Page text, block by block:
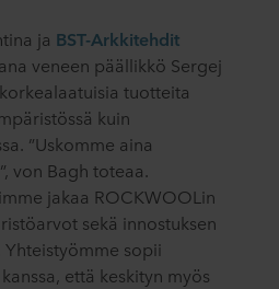
ja BST-Arkkitehdit
veneen päällikkö Sergej
tuotteita
kuin
”Uskomme aina
von Bagh toteaa.
jakaa ROCKWOOLin
sekä innostuksen
sopii
että keskityn myös